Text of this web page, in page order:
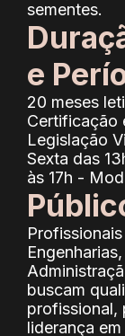
sementes.
e
20 meses
Certificação
Legislação
Sexta das
às 17h -
buscam
profissional,
liderança